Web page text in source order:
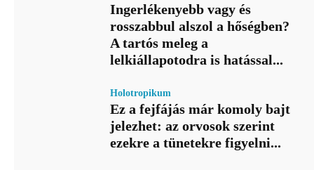
Ingerlékenyebb vagy és
rosszabbul alszol a hőségben?
A tartós meleg a
lelkiállapotodra is hatással...
Holotropikum
Ez a fejfájás már komoly bajt
jelezhet: az orvosok szerint
ezekre a tünetekre figyelni...